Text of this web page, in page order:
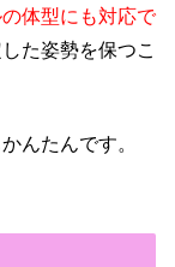
体型にも対応で
た姿勢を保つこ
んたんです。